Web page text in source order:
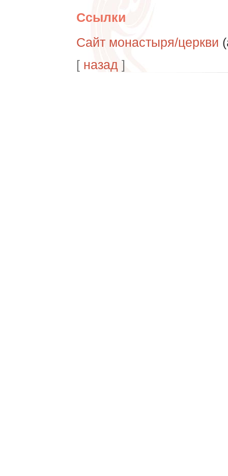
Ссылки
Сайт монастыря/церкви
[ назад ]